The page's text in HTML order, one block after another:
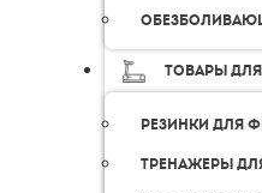
Товары
Резинки для
Тренажеры